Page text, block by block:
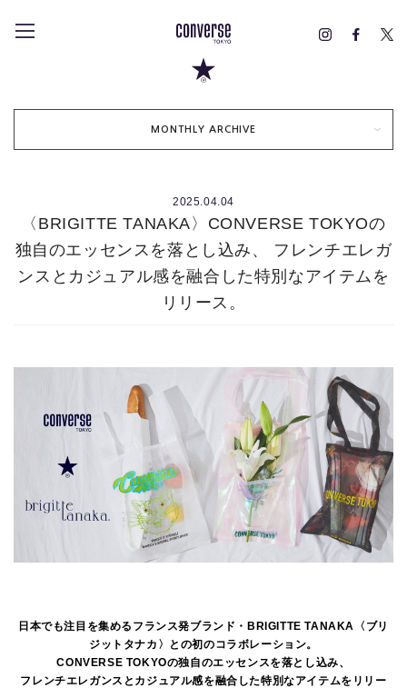
MONTHLY ARCHIVE
2025.04.04
〈BRIGITTE TANAKA〉CONVERSE TOKYOの
独自のエッセンスを落とし込み、 フレンチエレガ
ンスとカジュアル感を融合した特別なアイテムを
リリース。
日本でも注目を集めるフランス発ブランド・BRIGITTE TANAKA〈ブリ
ジットタナカ〉との初のコラボレーション。
CONVERSE TOKYOの独自のエッセンスを落とし込み、
フレンチエレガンスとカジュアル感を融合した特別なアイテムをリリー